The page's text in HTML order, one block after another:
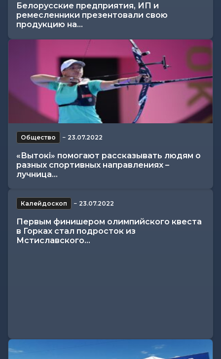
Белорусские предприятия, ИП и
ремесленники презентовали свою
продукцию на...
Общество − 23.07.2022
«Вытокi» помогают рассказывать людям о
разных спортивных направлениях –
лучница...
Калейдоскоп − 23.07.2022
Первым финишером олимпийского квеста
в Горках стал подросток из
Мстиславского...